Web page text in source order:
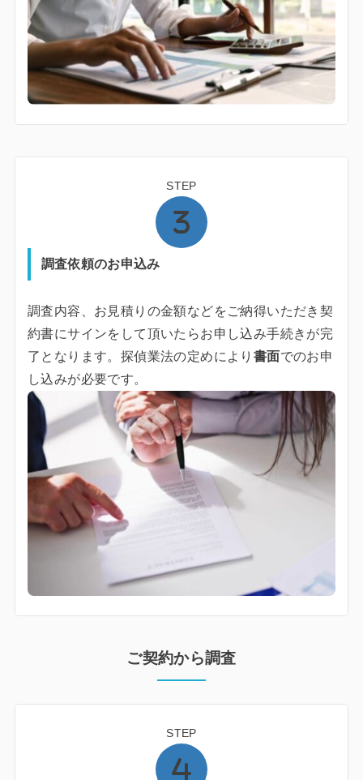
STEP
調査依頼のお申込み
調査内容、お見積りの金額などをご納得いただき契
約書にサインをして頂いたらお申し込み手続きが完
了となります。探偵業法の定めにより 書面でのお申
し込みが必要です。
ご契約から調査
STEP